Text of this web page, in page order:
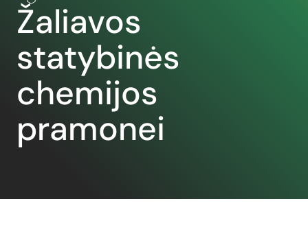
Žaliavos
statybinės
chemijos
pramonei